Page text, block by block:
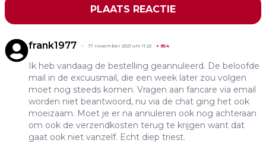
PLAATS REACTIE
frank1977 17 november 2021 om 11:22 + 854
Ik heb vandaag de bestelling geannuleerd. De beloofde
mail in de excuusmail, die een week later zou volgen
moet nog steeds komen. Vragen aan fancare via email
worden niet beantwoord, nu via de chat ging het ook
moeizaam. Moet je er na annuleren ook nog achteraan
om ook de verzendkosten terug te krijgen want dat
gaat ook niet vanzelf. Echt diep triest.